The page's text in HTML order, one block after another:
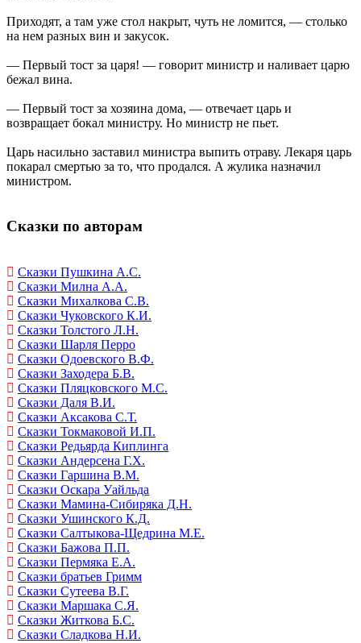
Приходят, а там уже стол накрыт, чуть не ломится, — столько
на нем разных вин и закусок.
— Первый тост за царя! — говорит министр и наливает царю
бежал вина.
— Первый тост за хозяина дома, — отвечает царь и
возвращает бокал министру. Но министр не пьет.
Царь насильно заставил министра выпить отраву. Лекаря царь
покарал смертью за то, что продался. А жулика назначил
министром.
Сказки по авторам
Сказки Пушкина А.С.
Сказки Милна А.А.
Сказки Михалкова С.В.
Сказки Чуковского К.И.
Сказки Толстого Л.Н.
Сказки Шарля Перро
Сказки Одоевского В.Ф.
Сказки Заходера Б.В.
Сказки Пляцковского М.С.
Сказки Даля В.И.
Сказки Аксакова С.Т.
Сказки Токмаковой И.П.
Сказки Редьярда Киплинга
Сказки Андерсена Г.Х.
Сказки Гаршина В.М.
Сказки Оскара Уайльда
Сказки Мамина-Сибиряка Д.Н.
Сказки Ушинского К.Д.
Сказки Салтыкова-Щедрина М.Е.
Сказки Бажова П.П.
Сказки Пермяка Е.А.
Сказки братьев Гримм
Сказки Сутеева В.Г.
Сказки Маршака С.Я.
Сказки Житкова Б.С.
Сказки Сладкова Н.И.